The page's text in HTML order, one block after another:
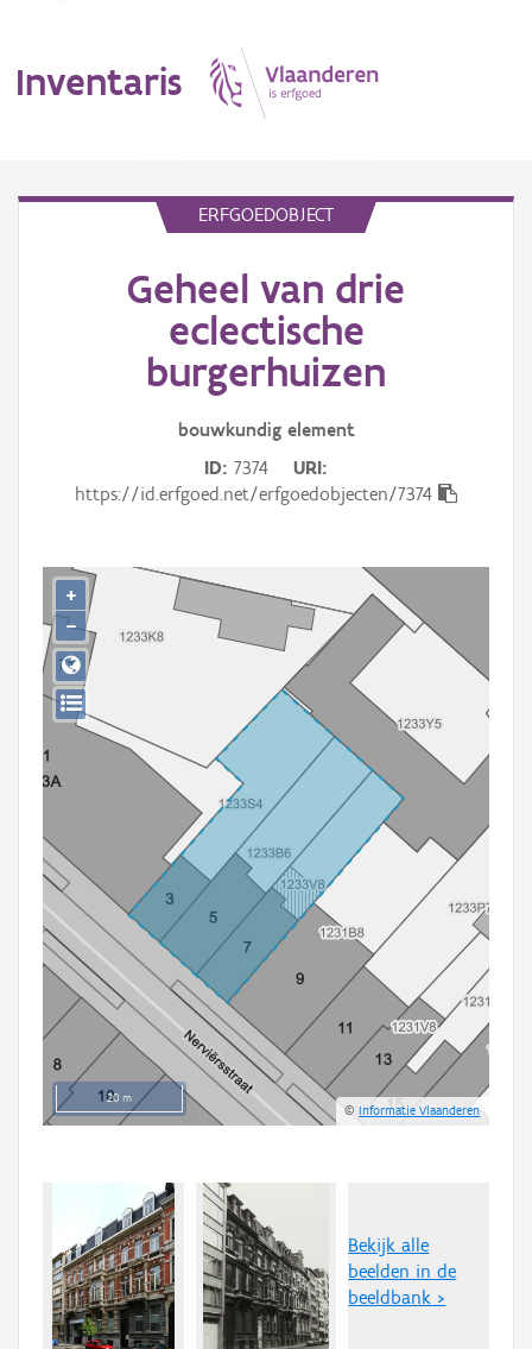
Inventaris
Gebeurtenis
Downloads
Hergebruik
Aanmelden
ERFGOEDOBJECT
Geheel van drie
eclectische
burgerhuizen
bouwkundig element
ID 7374
URI
https://id.erfgoed.net/erfgoedobjecten/7374
20 m
©Informatie Vlaanderen
+
−
Bekijk alle
beelden in de
beeldbank >